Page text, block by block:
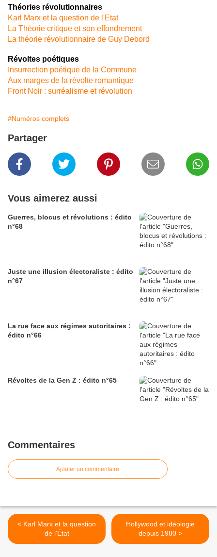
Théories révolutionnaires
Karl Marx et la question de l'Etat
La Théorie critique et son effondrement
La théorie révolutionnaire de Guy Debord
Révoltes poétiques
Insurrection poétique de la Commune
Aux marges de la révolte romantique
Front Noir : surréalisme et révolution
#Numéros complets
Partager
Vous aimerez aussi
Guerres, blocus et révolutions : édito
n°68
Juste une illusion électoraliste : édito
n°67
La rue face aux régimes autoritaires :
édito n°66
Révoltes de la Gen Z : édito n°65
Commentaires
Ajouter un commentaire
< Karl Marx et la question
de l'État
Hollywood et idéologie
depuis 1980 >